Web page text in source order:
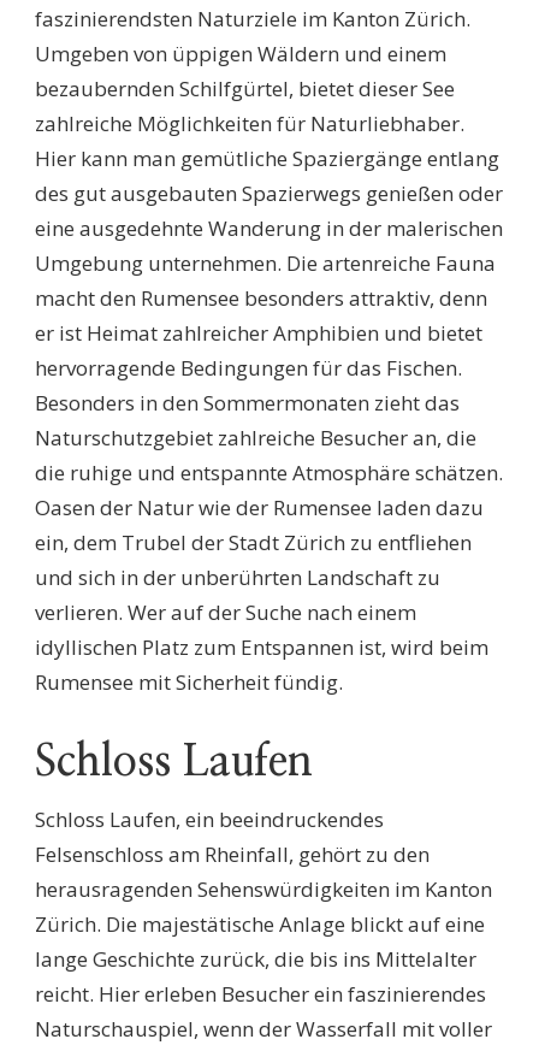
faszinierendsten Naturziele im Kanton Zürich.
Umgeben von üppigen Wäldern und einem
bezaubernden Schilfgürtel, bietet dieser See
zahlreiche Möglichkeiten für Naturliebhaber.
Hier kann man gemütliche Spaziergänge entlang
des gut ausgebauten Spazierwegs genießen oder
eine ausgedehnte Wanderung in der malerischen
Umgebung unternehmen. Die artenreiche Fauna
macht den Rumensee besonders attraktiv, denn
er ist Heimat zahlreicher Amphibien und bietet
hervorragende Bedingungen für das Fischen.
Besonders in den Sommermonaten zieht das
Naturschutzgebiet zahlreiche Besucher an, die
die ruhige und entspannte Atmosphäre schätzen.
Oasen der Natur wie der Rumensee laden dazu
ein, dem Trubel der Stadt Zürich zu entfliehen
und sich in der unberührten Landschaft zu
verlieren. Wer auf der Suche nach einem
idyllischen Platz zum Entspannen ist, wird beim
Rumensee mit Sicherheit fündig.
Schloss Laufen
Schloss Laufen, ein beeindruckendes
Felsenschloss am Rheinfall, gehört zu den
herausragenden Sehenswürdigkeiten im Kanton
Zürich. Die majestätische Anlage blickt auf eine
lange Geschichte zurück, die bis ins Mittelalter
reicht. Hier erleben Besucher ein faszinierendes
Naturschauspiel, wenn der Wasserfall mit voller